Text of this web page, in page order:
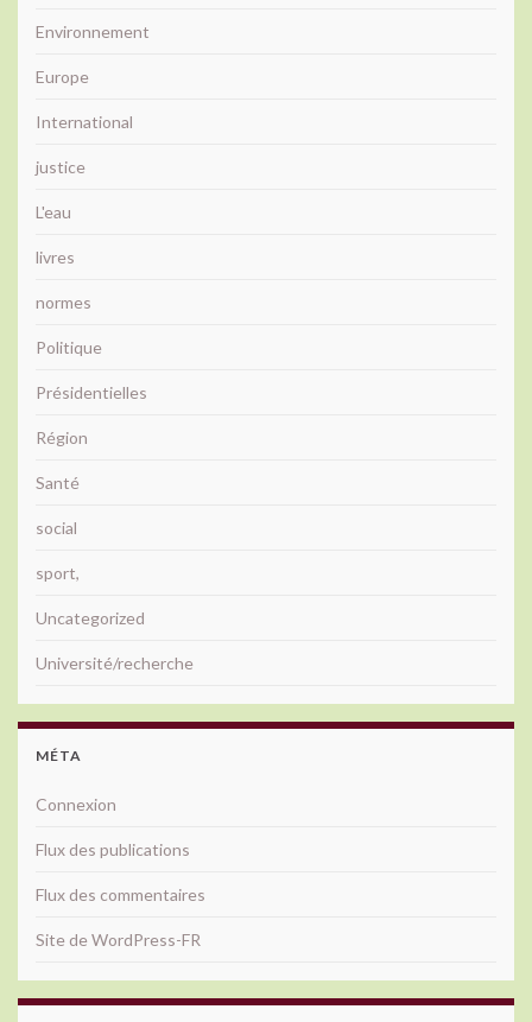
Environnement
Europe
International
justice
L'eau
livres
normes
Politique
Présidentielles
Région
Santé
social
sport,
Uncategorized
Université/recherche
MÉTA
Connexion
Flux des publications
Flux des commentaires
Site de WordPress-FR